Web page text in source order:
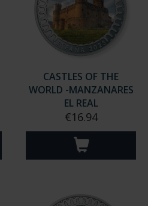
CASTLES OF THE
WORLD -MANZANARES
EL REAL
€16.94